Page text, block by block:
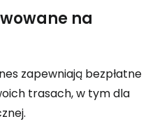
na
zapewniają bezpłatne
trasach, w tym dla